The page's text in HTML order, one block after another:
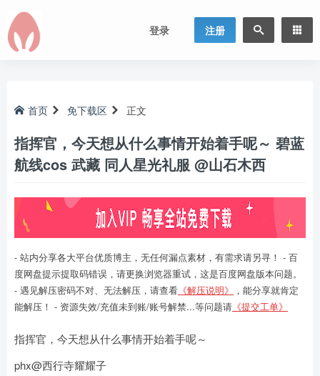
登录 注册
首页 免下载区 正文
指挥官，今天想从什么事情开始着手呢～ 碧蓝
航线cos 武藏 同人星光礼服 @山石木西
- 站内分享各大平台优质博主，无任何漏点素材，有需求请另寻！ - 百
度网盘提示提取码错误，请更换浏览器重试，这是百度网盘版本问题。
- 遇见解压密码不对、无法解压，请查看 《解压说明》
，能分享就肯定
能解压！ - 资源失效/充值未到账/账号解禁...等问题请 《提交工单》
指挥官，今天想从什么事情开始着手呢～
phx@西行寺耀耀子